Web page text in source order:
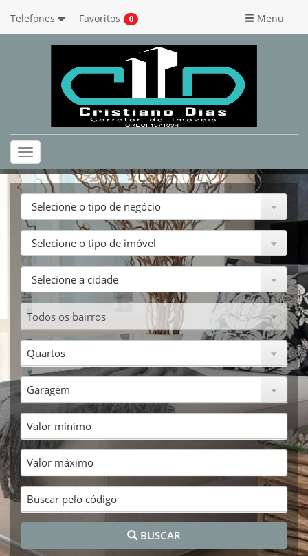
Telefones Favoritos 0 Menu
Toggle
navigation
Selecione o tipo de negócio
Selecione o tipo de imóvel
Selecione a cidade
BUSCAR